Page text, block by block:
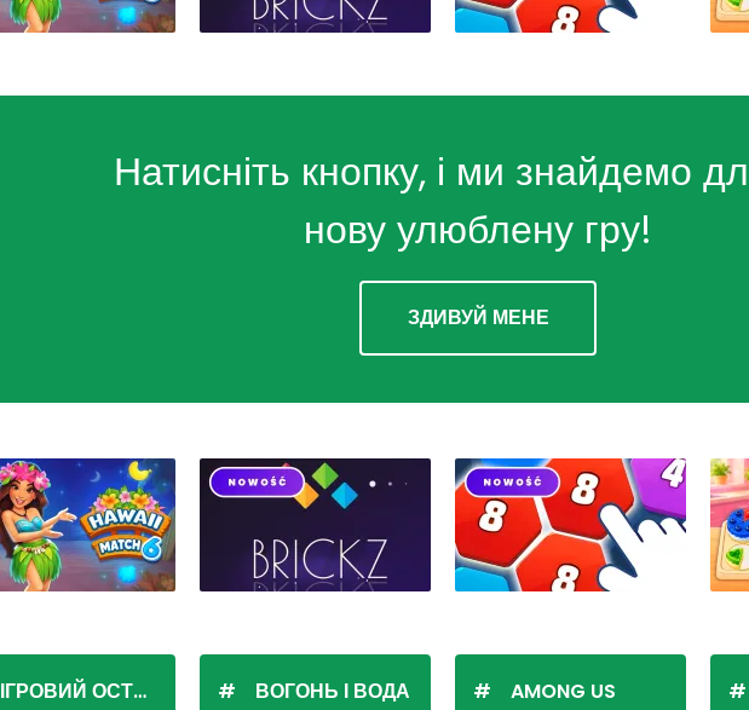
Натисніть кнопку, і ми знайдемо
нову улюблену гру!
ЗДИВУЙ МЕНЕ
ІГРОВИЙ ОСТРІВ ВОГОНЬ І ВОДА AMONG US